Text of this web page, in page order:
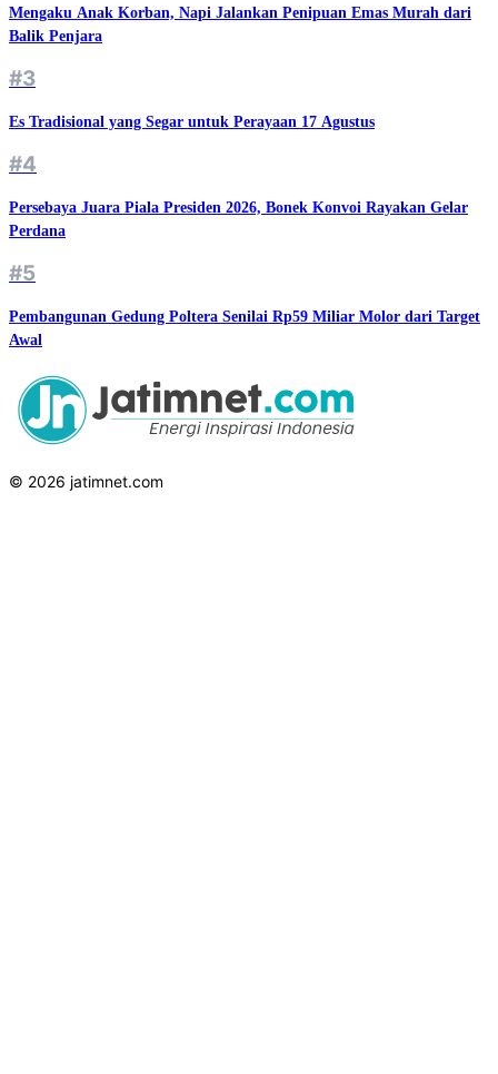
Mengaku Anak Korban, Napi Jalankan Penipuan Emas Murah dari
Balik Penjara
#3
Es Tradisional yang Segar untuk Perayaan 17 Agustus
#4
Persebaya Juara Piala Presiden 2026, Bonek Konvoi Rayakan Gelar
Perdana
#5
Pembangunan Gedung Poltera Senilai Rp59 Miliar Molor dari Target
Awal
© 2026 jatimnet.com